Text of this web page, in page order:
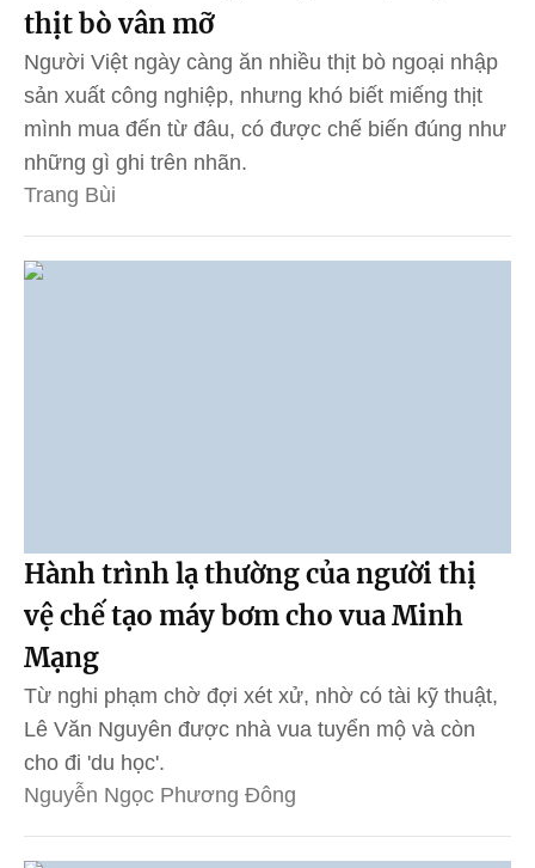
thịt bò vân mỡ
Người Việt ngày càng ăn nhiều thịt bò ngoại nhập
sản xuất công nghiệp, nhưng khó biết miếng thịt
mình mua đến từ đâu, có được chế biến đúng như
những gì ghi trên nhãn.
Trang Bùi
Hành trình lạ thường của người thị
vệ chế tạo máy bơm cho vua Minh
Mạng
Từ nghi phạm chờ đợi xét xử, nhờ có tài kỹ thuật,
Lê Văn Nguyên được nhà vua tuyển mộ và còn
cho đi 'du học'.
Nguyễn Ngọc Phương Đông